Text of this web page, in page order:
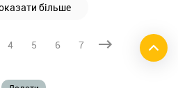
4 5 6 7
більше